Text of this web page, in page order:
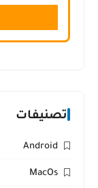
تصنيفات